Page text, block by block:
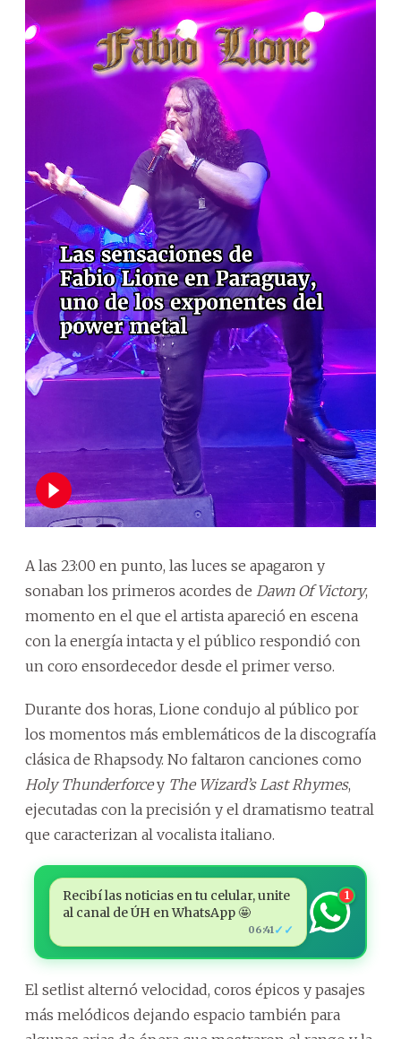
A las 23:00 en punto, las luces se apagaron y
sonaban los primeros acordes de Dawn Of Victory,
momento en el que el artista apareció en escena
con la energía intacta y el público respondió con
un coro ensordecedor desde el primer verso.
Durante dos horas, Lione condujo al público por
los momentos más emblemáticos de la discografía
clásica de Rhapsody. No faltaron canciones como
Holy Thunderforcey The Wizard’s Last Rhymes,
ejecutadas con la precisión y el dramatismo teatral
que caracterizan al vocalista italiano.
Recibí las noticias en tu celular, unite
al canal de ÚH en WhatsApp 🤩
06:41✓✓
1
El setlist alternó velocidad, coros épicos y pasajes
más melódicos dejando espacio también para